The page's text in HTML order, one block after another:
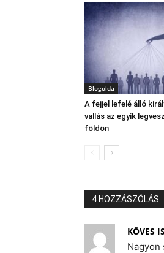
Blogolda
A fejjel lefelé álló
vallás az egyik
földön
4 HOZZÁSZÓLÁS
KÖVES
Nagyon